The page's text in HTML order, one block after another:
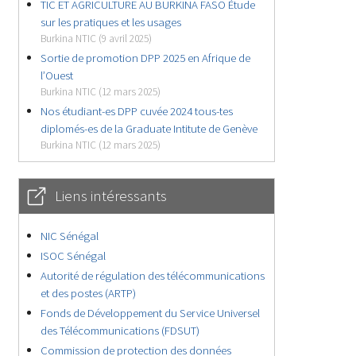
TIC ET AGRICULTURE AU BURKINA FASO Étude
sur les pratiques et les usages
Burkina NTIC (9 avril 2025)
Sortie de promotion DPP 2025 en Afrique de
l’Ouest
Burkina NTIC (12 mars 2025)
Nos étudiant-es DPP cuvée 2024 tous-tes
diplomés-es de la Graduate Intitute de Genève
Burkina NTIC (12 mars 2025)
Liens intéressants
NIC Sénégal
ISOC Sénégal
Autorité de régulation des télécommunications
et des postes (ARTP)
Fonds de Développement du Service Universel
des Télécommunications (FDSUT)
Commission de protection des données